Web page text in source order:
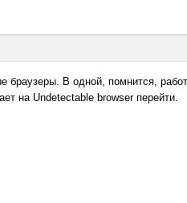
В одной, помнится,
на Undetectable browser перейти.